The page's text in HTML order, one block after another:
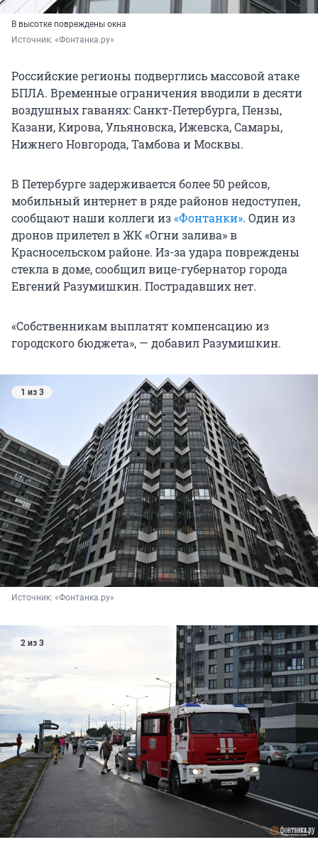
В высотке повреждены окна
Источник: «Фонтанка.ру»
Российские регионы подверглись массовой атаке
БПЛА. Временные ограничения вводили в десяти
воздушных гаванях: Санкт-Петербурга, Пензы,
Казани, Кирова, Ульяновска, Ижевска, Самары,
Нижнего Новгорода, Тамбова и Москвы.
В Петербурге задерживается более 50 рейсов,
мобильный интернет в ряде районов недоступен,
сообщают наши коллеги из«Фонтанки». Один из
дронов прилетел в ЖК «Огни залива» в
Красносельском районе. Из-за удара повреждены
стекла в доме, сообщил вице-губернатор города
Евгений Разумишкин. Пострадавших нет.
«Собственникам выплатят компенсацию из
городского бюджета», — добавил Разумишкин.
1 из 3
Источник: «Фонтанка.ру»
2 из 3